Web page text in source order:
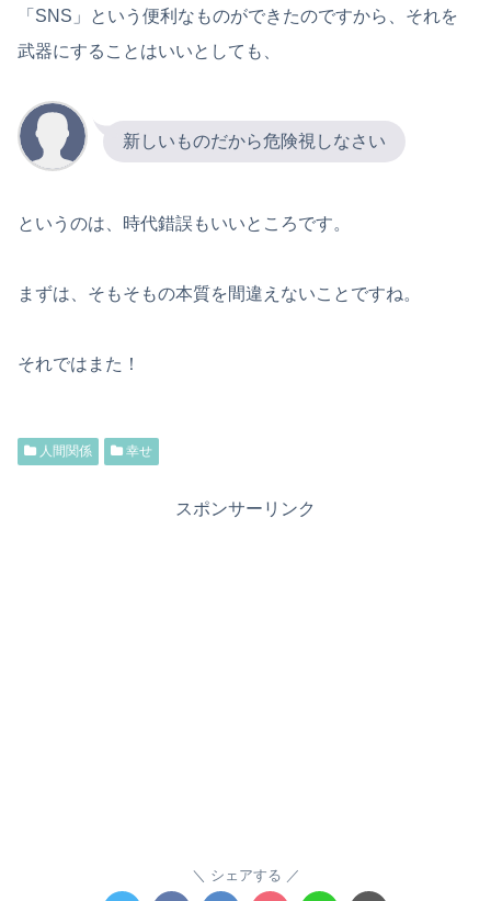
「SNS」という便利なものができたのですから、それを
武器にすることはいいとしても、
新しいものだから危険視しなさい
というのは、時代錯誤もいいところです。
まずは、そもそもの本質を間違えないことですね。
それではまた！
人間関係 幸せ
スポンサーリンク
シェアする